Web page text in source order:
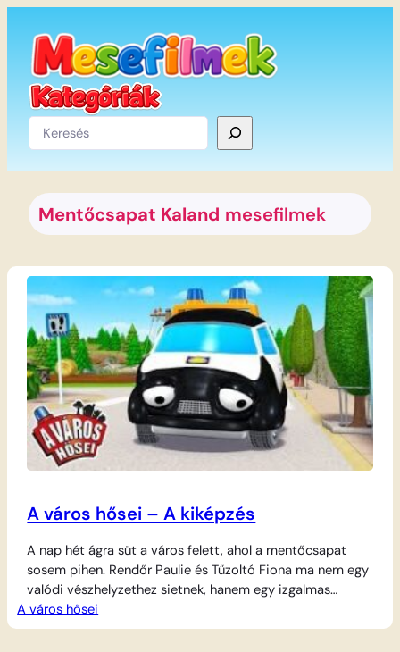
tartalomhoz
Keresés
Mentőcsapat Kaland mesefilmek
A város hősei – A kiképzés
A nap hét ágra süt a város felett, ahol a mentőcsapat
sosem pihen. Rendőr Paulie és Tűzoltó Fiona ma nem egy
valódi vészhelyzethez sietnek, hanem egy izgalmas
gyakorlaton vesznek részt, hogy még ügyesebbek
legyenek. A kiképzés során próbára teszik gyorsaságukat
A város hősei